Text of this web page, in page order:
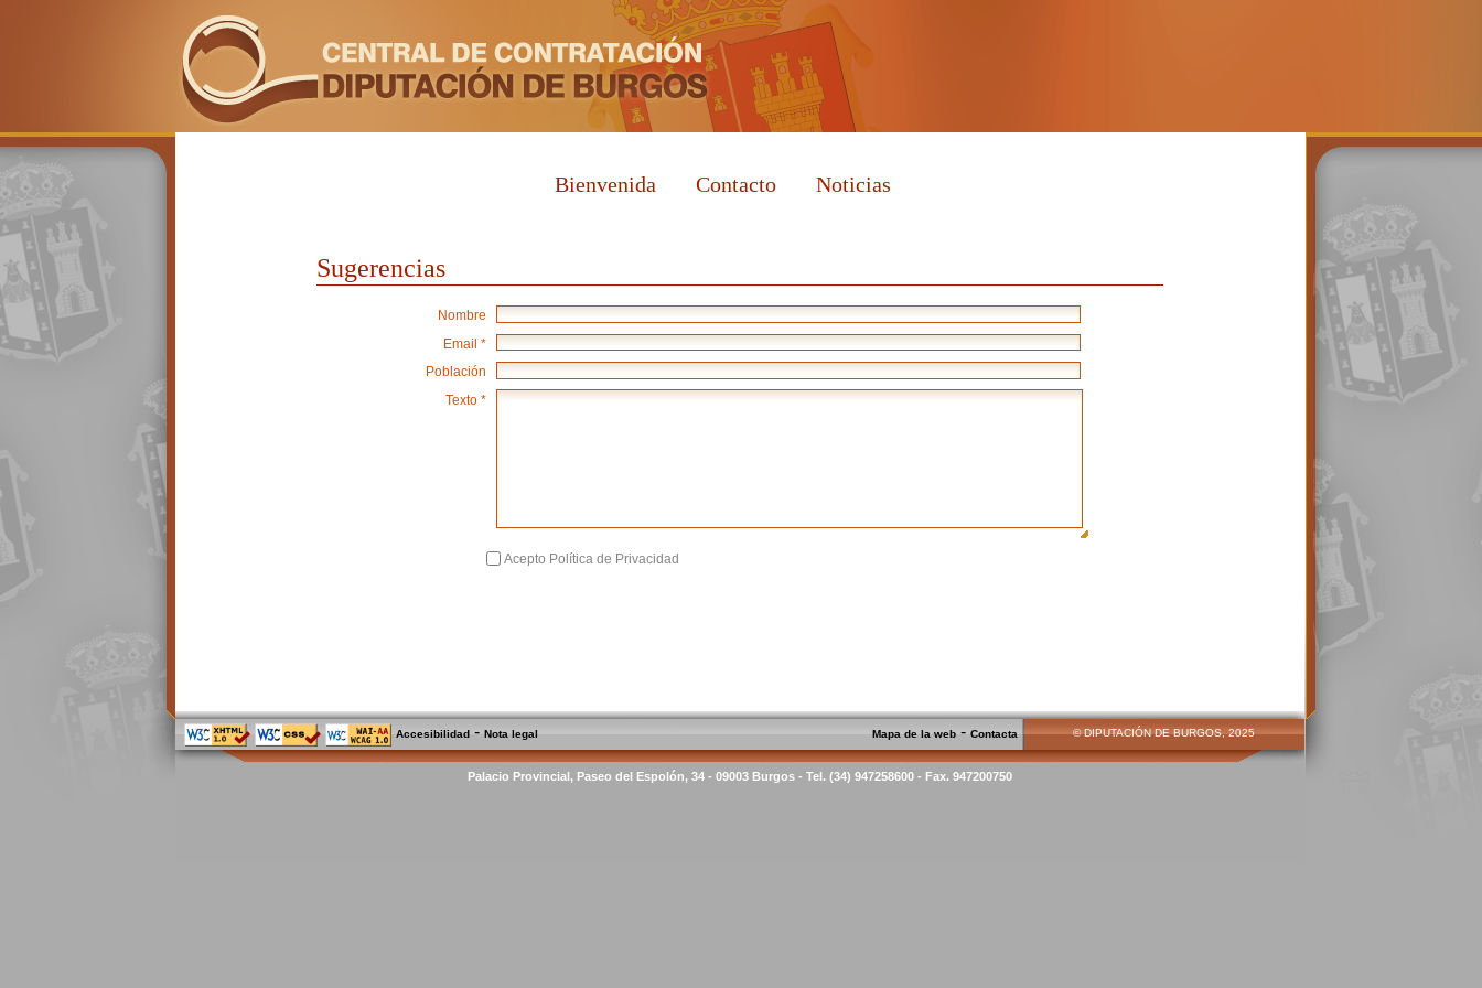
Bienvenida Contacto Noticias
Sugerencias
Nombre
Email *
Población
Texto *
Acepto Política de Privacidad
Accesibilidad -Nota legal Mapa de la web -Contacta © DIPUTACIÓN DE BURGOS, 2025
Palacio Provincial, Paseo del Espolón, 34 - 09003 Burgos - Tel. (34) 947258600 - Fax. 947200750